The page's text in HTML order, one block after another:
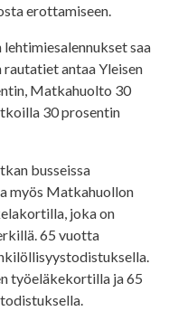
erottamiseen.
lehtimiesalennukset saa
antaa Yleisen
Matkahuolto 30
30 prosentin
busseissa
myös Matkahuollon
joka on
65 vuotta
työeläkekortilla ja 65